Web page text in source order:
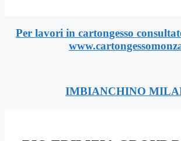
Per lavori in cartongesso
IMBIANCHINO